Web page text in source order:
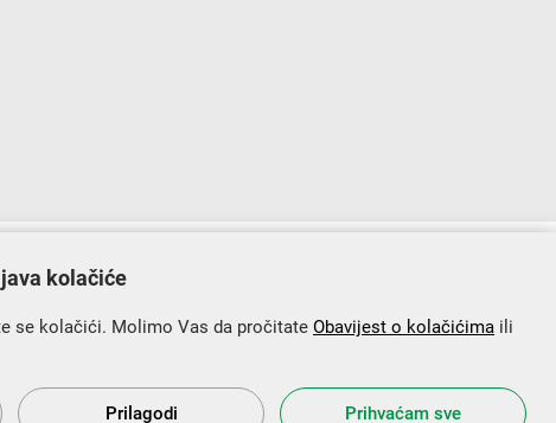
Operativnog programa „Konkurentnost i kohezija”.
kolačiće
se kolačići. Molimo Vas da pročitate Obavijest o kolačićima ili
Prilagodi Prihvaćam sve